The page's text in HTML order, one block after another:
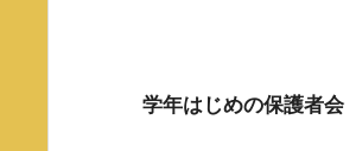
学年はじめの保護者会